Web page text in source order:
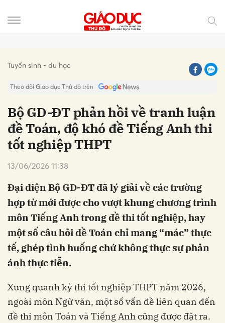
Tuyển sinh - du học
Theo dõi Giáo dục Thủ đô trên
Bộ GD-ĐT phản hồi về tranh luận
đề Toán, độ khó đề Tiếng Anh thi
tốt nghiệp THPT
13/06/2026 11:38
Đại diện Bộ GD-ĐT đã lý giải về các trường
hợp từ mới được cho vượt khung chương trình
môn Tiếng Anh trong đề thi tốt nghiệp, hay
một số câu hỏi đề Toán chỉ mang “mác” thực
tế, ghép tình huống chứ không thực sự phản
ánh thực tiễn.
Xung quanh kỳ thi tốt nghiệp THPT năm 2026,
ngoài môn Ngữ văn, một số vấn đề liên quan đến
đề thi môn Toán và Tiếng Anh cũng được đặt ra.
Hủy Gửi